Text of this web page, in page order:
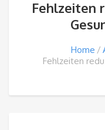
Fehlzeiten
Home
Fehlzeiten